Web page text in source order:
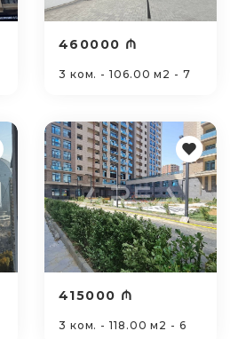
460000 ₼
3 ком. - 106.00 м2 - 7
415000 ₼
3 ком. - 118.00 м2 - 6